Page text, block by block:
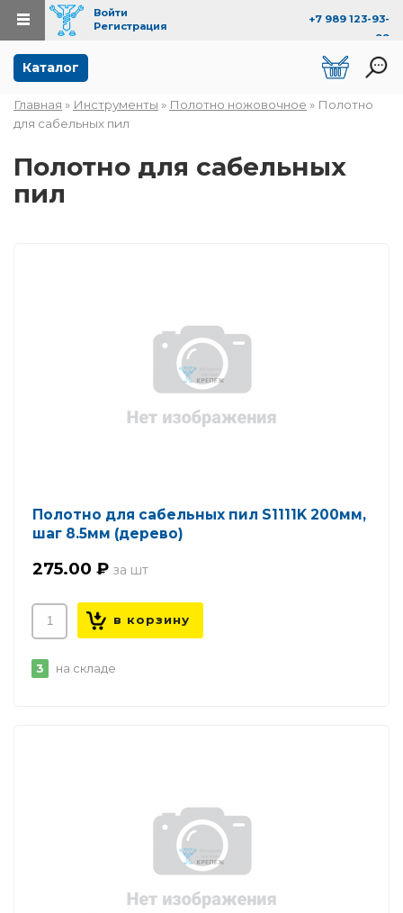
Перейти к основному содержанию
+7 989 123-93-
99
Войти
Регистрация
Каталог
Вы здесь
Главная » Инструменты » Полотно ножовочное » Полотно
для сабельных пил
Полотно для сабельных
пил
Полотно для сабельных пил S1111K 200мм,
шаг 8.5мм (дерево)
275.00 ₽
3 на складе